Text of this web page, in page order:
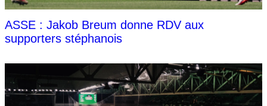
ASSE : Jakob Breum donne RDV aux
supporters stéphanois